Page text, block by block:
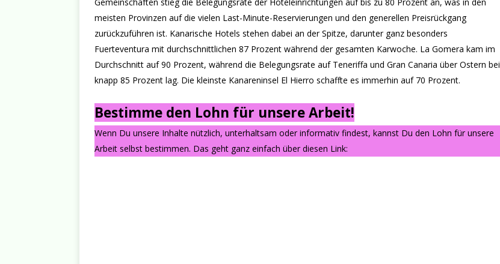
meisten Provinzen auf die vielen Last-Minute-Reservierungen und den generellen Preisrückgang
zurückzuführen ist. Kanarische Hotels stehen dabei an der Spitze, darunter ganz besonders
Fuerteventura mit durchschnittlichen 87 Prozent während der gesamten Karwoche. La Gomera kam im
Durchschnitt auf 90 Prozent, während die Belegungsrate auf Teneriffa und Gran Canaria über Ostern bei
knapp 85 Prozent lag. Die kleinste Kanareninsel El Hierro schaffte es immerhin auf 70 Prozent.
Bestimme den Lohn für unsere Arbeit!
Wenn Du unsere Inhalte nützlich, unterhaltsam oder informativ findest, kannst Du den Lohn für unsere
Arbeit selbst bestimmen. Das geht ganz einfach über diesen Link: